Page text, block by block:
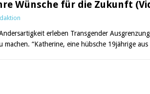
Wünsche für die Zukunft
erleben Transgender
machen. “Katherine, eine hübsche 19jährige